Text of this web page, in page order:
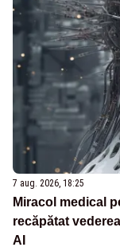
7 aug. 2026, 18:25
Miracol medical
recăpătat
AI